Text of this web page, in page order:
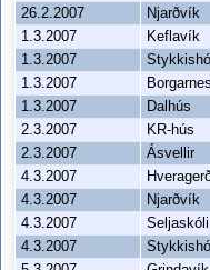
26.2.2007
Njarðvík
1.3.2007
Keflavík
1.3.2007
1.3.2007
Borgarnes
1.3.2007
Dalhús
2.3.2007
KR-hús
2.3.2007
Ásvellir
4.3.2007
4.3.2007
Njarðvík
4.3.2007
Seljaskóli
4.3.2007